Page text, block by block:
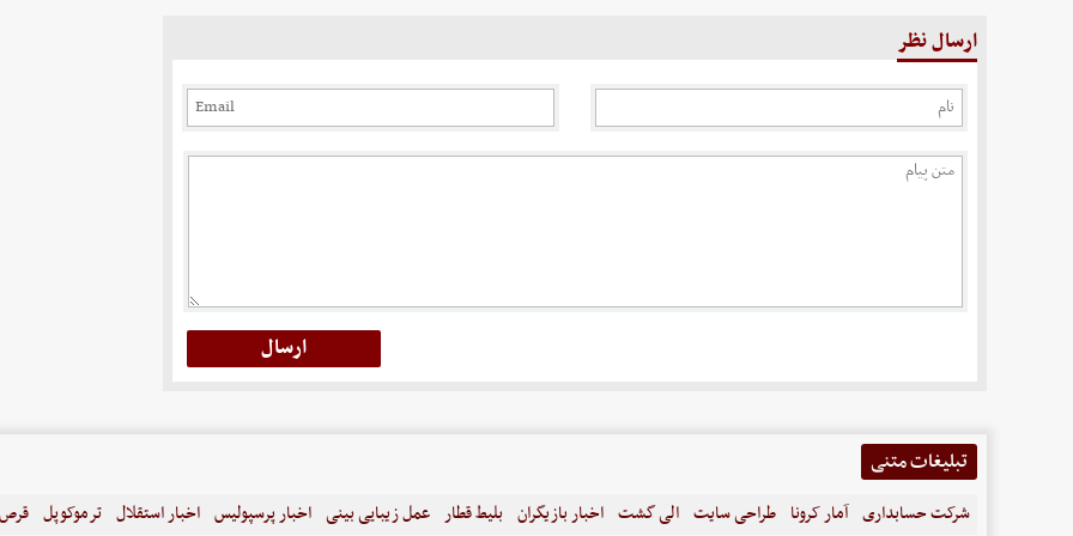
ارسال نظر
تبلیغات متنی
شرکت حسابداری آمار کرونا طراحی سایت الی گشت اخبار بازیگران بلیط قطار عمل زیبایی بینی اخبار پرسپولیس اخبار استقلال ترموکوپل قرص